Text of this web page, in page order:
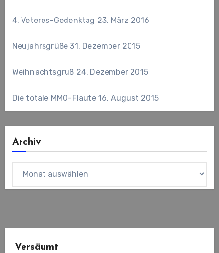
4. Veteres-Gedenktag 23. März 2016
Neujahrsgrüße 31. Dezember 2015
Weihnachtsgruß 24. Dezember 2015
Die totale MMO-Flaute 16. August 2015
Archiv
Versäumt